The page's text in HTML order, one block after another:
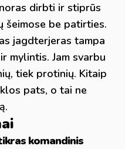
dirbti ir stiprūs
šeimose be patirties.
jagdterjeras tampa
mylintis. Jam svarbu
tiek protinių. Kitaip
pats, o tai ne
komandinis